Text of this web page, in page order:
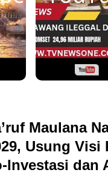
Maulana
Usung Visi
Investasi dan